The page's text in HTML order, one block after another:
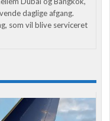
daglige afgang.
som vil blive serviceret